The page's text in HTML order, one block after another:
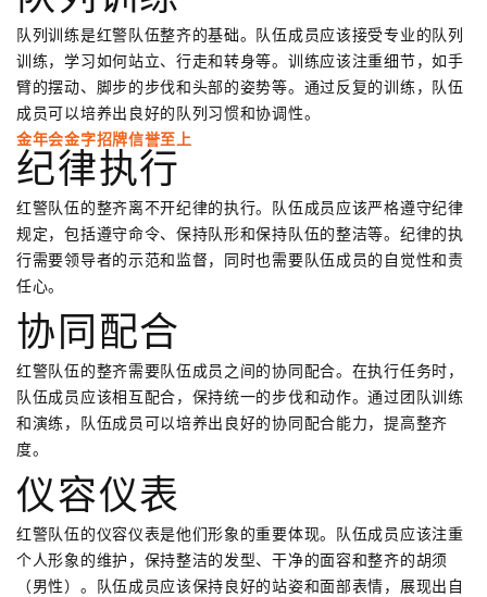
队列训练是红警队伍整齐的基础。队伍成员应该接受专业的队列
训练，学习如何站立、行走和转身等。训练应该注重细节，如手
臂的摆动、脚步的步伐和头部的姿势等。通过反复的训练，队伍
成员可以培养出良好的队列习惯和协调性。
金年会金字招牌信誉至上
纪律执行
红警队伍的整齐离不开纪律的执行。队伍成员应该严格遵守纪律
规定，包括遵守命令、保持队形和保持队伍的整洁等。纪律的执
行需要领导者的示范和监督，同时也需要队伍成员的自觉性和责
任心。
协同配合
红警队伍的整齐需要队伍成员之间的协同配合。在执行任务时，
队伍成员应该相互配合，保持统一的步伐和动作。通过团队训练
和演练，队伍成员可以培养出良好的协同配合能力，提高整齐
度。
仪容仪表
红警队伍的仪容仪表是他们形象的重要体现。队伍成员应该注重
个人形象的维护，保持整洁的发型、干净的面容和整齐的胡须
（男性）。队伍成员应该保持良好的站姿和面部表情，展现出自